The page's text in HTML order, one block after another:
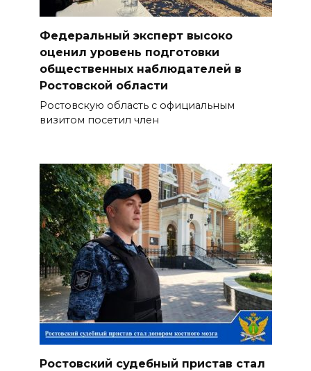
Федеральный эксперт высоко
оценил уровень подготовки
общественных наблюдателей в
Ростовской области
Ростовскую область с официальным
визитом посетил член
Ростовский судебный пристав стал